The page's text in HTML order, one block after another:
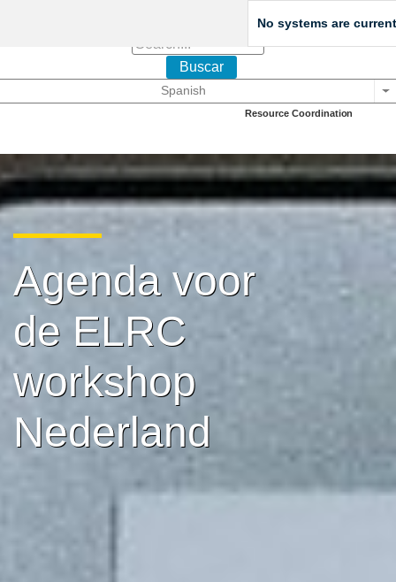
Spanish
Resource Coordination
Agenda voor
de ELRC
workshop
Nederland
No systems are